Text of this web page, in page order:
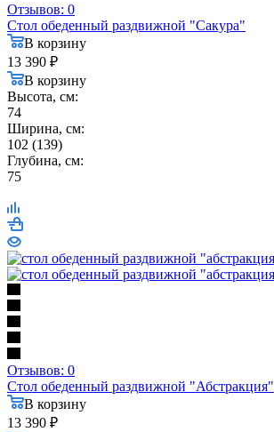
Отзывов: 0
Стол обеденный раздвижной "Сакура"
В корзину
13 390 ₽
В корзину
Высота, см:
74
Ширина, см:
102 (139)
Глубина, см:
75
Отзывов: 0
Стол обеденный раздвижной "Абстракция"
В корзину
13 390 ₽